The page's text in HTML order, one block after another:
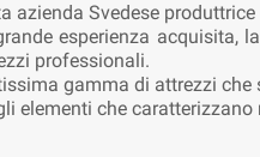
azienda Svedese
esperienza acquisita,
professionali.
gamma di attrezzi
elementi che